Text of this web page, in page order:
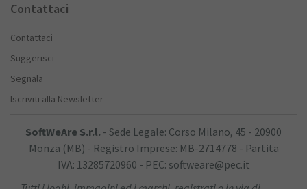
Contattaci
Contattaci
Suggerisci
Segnala
Iscriviti alla Newsletter
SoftWeAre S.r.l. - Sede Legale: Corso Milano, 45 - 20900
Monza (MB) - Registro Imprese: MB-2714778 - Partita
IVA: 13285720960 - PEC: softweare@pec.it